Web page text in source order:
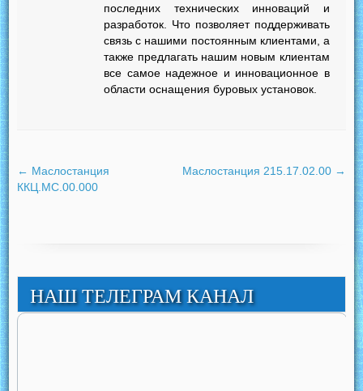
последних технических инноваций и
разработок. Что позволяет поддерживать
связь с нашими постоянным клиентами, а
также предлагать нашим новым клиентам
все самое надежное и инновационное в
области оснащения буровых установок.
← Маслостанция
ККЦ.МС.00.000
Маслостанция 215.17.02.00 →
НАШ ТЕЛЕГРАМ КАНАЛ